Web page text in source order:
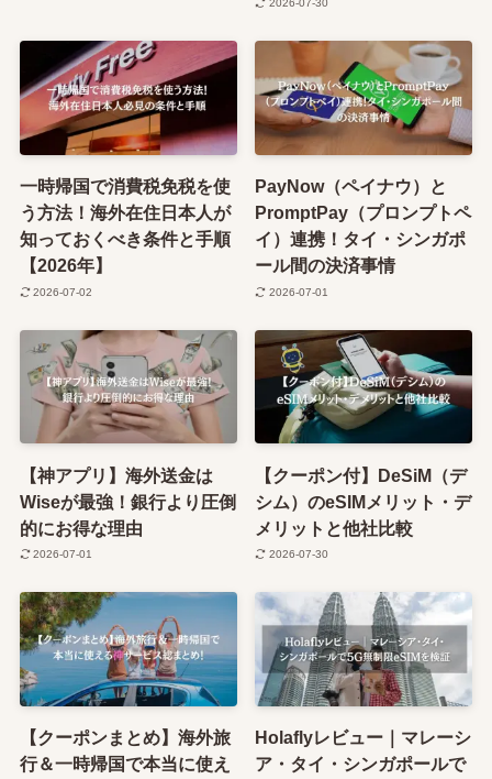
2026-07-30
一時帰国で消費税免税を使
う方法！海外在住日本人が
知っておくべき条件と手順
【2026年】
2026-07-02
PayNow（ペイナウ）と
PromptPay（プロンプトペ
イ）連携！タイ・シンガポ
ール間の決済事情
2026-07-01
【神アプリ】海外送金は
Wiseが最強！銀行より圧倒
的にお得な理由
2026-07-01
【クーポン付】DeSiM（デ
シム）のeSIMメリット・デ
メリットと他社比較
2026-07-30
【クーポンまとめ】海外旅
行＆一時帰国で本当に使え
Holaflyレビュー｜マレーシ
ア・タイ・シンガポールで